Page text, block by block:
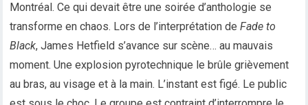
Montréal. Ce qui devait être une soirée d’anthologie se
transforme en chaos. Lors de l’interprétation deFade to
Black, James Hetfield s’avance sur scène… au mauvais
moment. Une explosion pyrotechnique le brûle grièvement
au bras, au visage et à la main. L’instant est figé. Le public